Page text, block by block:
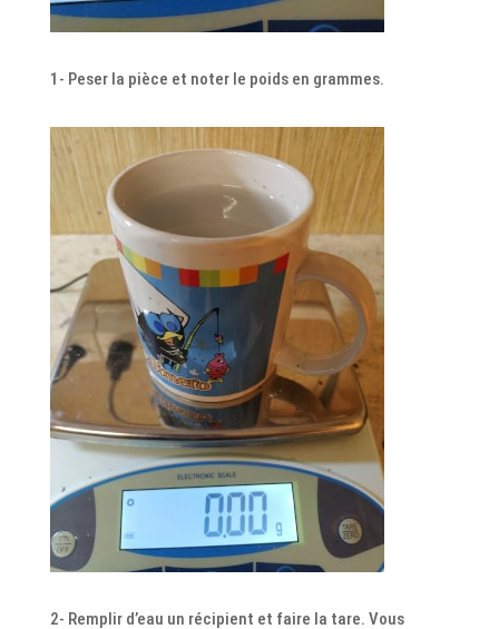
1- Peser la pièce et noter le poids en grammes.
2- Remplir d’eau un récipient et faire la tare. Vous